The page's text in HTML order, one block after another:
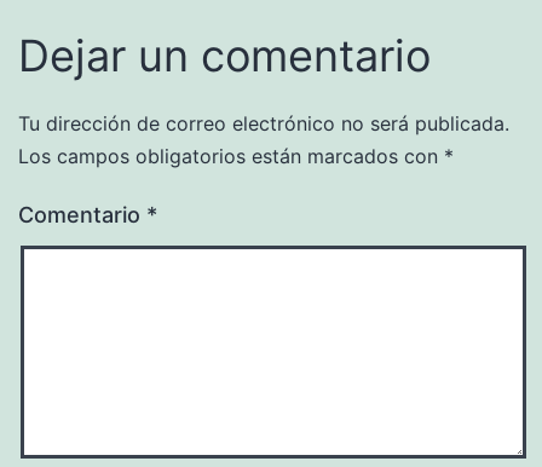
Dejar un comentario
Tu dirección de correo electrónico no será publicada.
Los campos obligatorios están marcados con *
Comentario *